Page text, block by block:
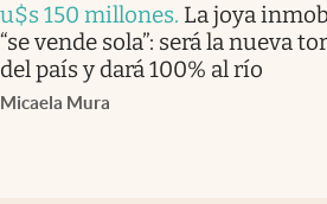
u$s 150 millones. La joya
“se vende sola”: será la nueva
del país y dará 100% al río
Micaela Mura